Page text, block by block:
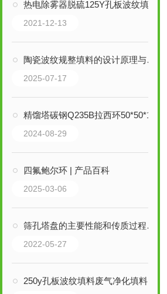
热电除雾器脱硫125Y孔板波纹填料
2021-12-13
陶瓷波纹规整填料的设计原理与特点分析
2025-07-17
精馏塔碳钢Q235B拉西环50*50*1.5mm
2024-08-29
四氟鲍尔环 | 产品百科
2025-03-06
筛孔塔盘的主要性能和传质过程你了解吗
2022-05-27
250y孔板波纹填料废气净化填料